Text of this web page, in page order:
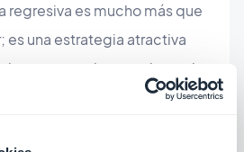
regresiva es mucho más que
es una estrategia atractiva
a sumergirse en el mundo
abren la aplicación. Al crear